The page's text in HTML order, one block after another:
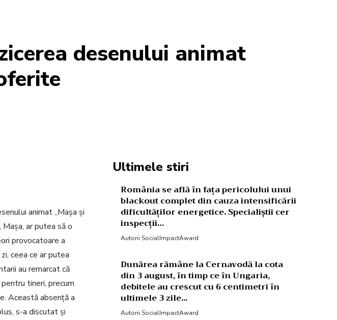
desenului animat
animat „Mașa și
ar putea să o
provocatoare a
ceea ce ar putea
au remarcat că
tineri, precum
Această absență a
s-a discutat și
Ultimele stiri
România se află în fața pericolului unui
blackout complet din cauza intensificării
dificultăților energetice. Specialiștii cer
inspecții…
Autorii SocialImpactAward
Dunărea rămâne la Cernavodă la cota
din 3 august, în timp ce în Ungaria,
debitele au crescut cu 6 centimetri în
ultimele 3 zile...
Autorii SocialImpactAward